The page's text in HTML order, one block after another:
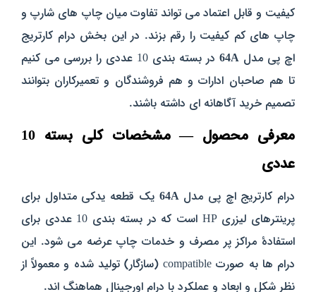
کیفیت و قابل‌ اعتماد می‌ تواند تفاوت میان چاپ‌ های شارپ و
چاپ‌ های کم‌ کیفیت را رقم بزند. در این بخش درام کارتریج
اچ پی مدل 64A
در بسته‌ بندی 10 عددی را بررسی می‌ کنیم
تا هم صاحبان ادارات و هم فروشندگان و تعمیرکاران بتوانند
تصمیم خرید آگاهانه‌ ای داشته باشند.
معرفی محصول — مشخصات کلی بسته 10
عددی
درام کارتریج اچ پی مدل64A یک قطعه یدکی متداول برای
پرینترهای لیزری HP است که در بسته‌ بندی 10 عددی برای
استفادهٔ مراکز پر مصرف و خدمات چاپ عرضه می‌ شود. این
درام‌ ها به‌ صورت compatible (سازگار) تولید شده و معمولاً از
نظر شکل و ابعاد و عملکرد با درام اورجینال هماهنگ‌ اند.